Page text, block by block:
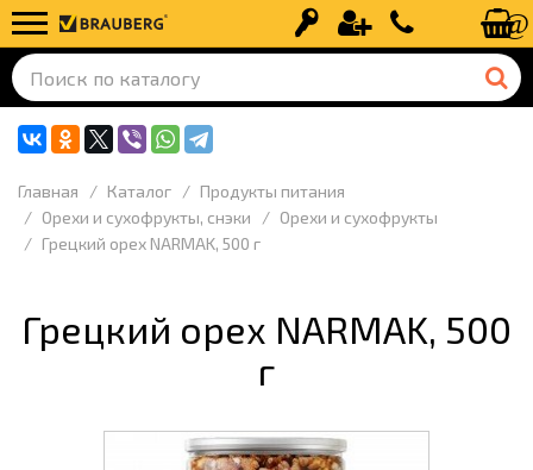
Вход Регистрация+7 (499) 110-
Главная Каталог
Продукты питания
Орехи и сухофрукты, снэки
Орехи и сухофрукты
Грецкий орех NARMAK, 500 г
Грецкий орех NARMAK, 500
г